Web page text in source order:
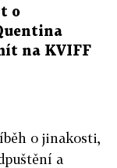
o
na KVIFF
o jinakosti,
a